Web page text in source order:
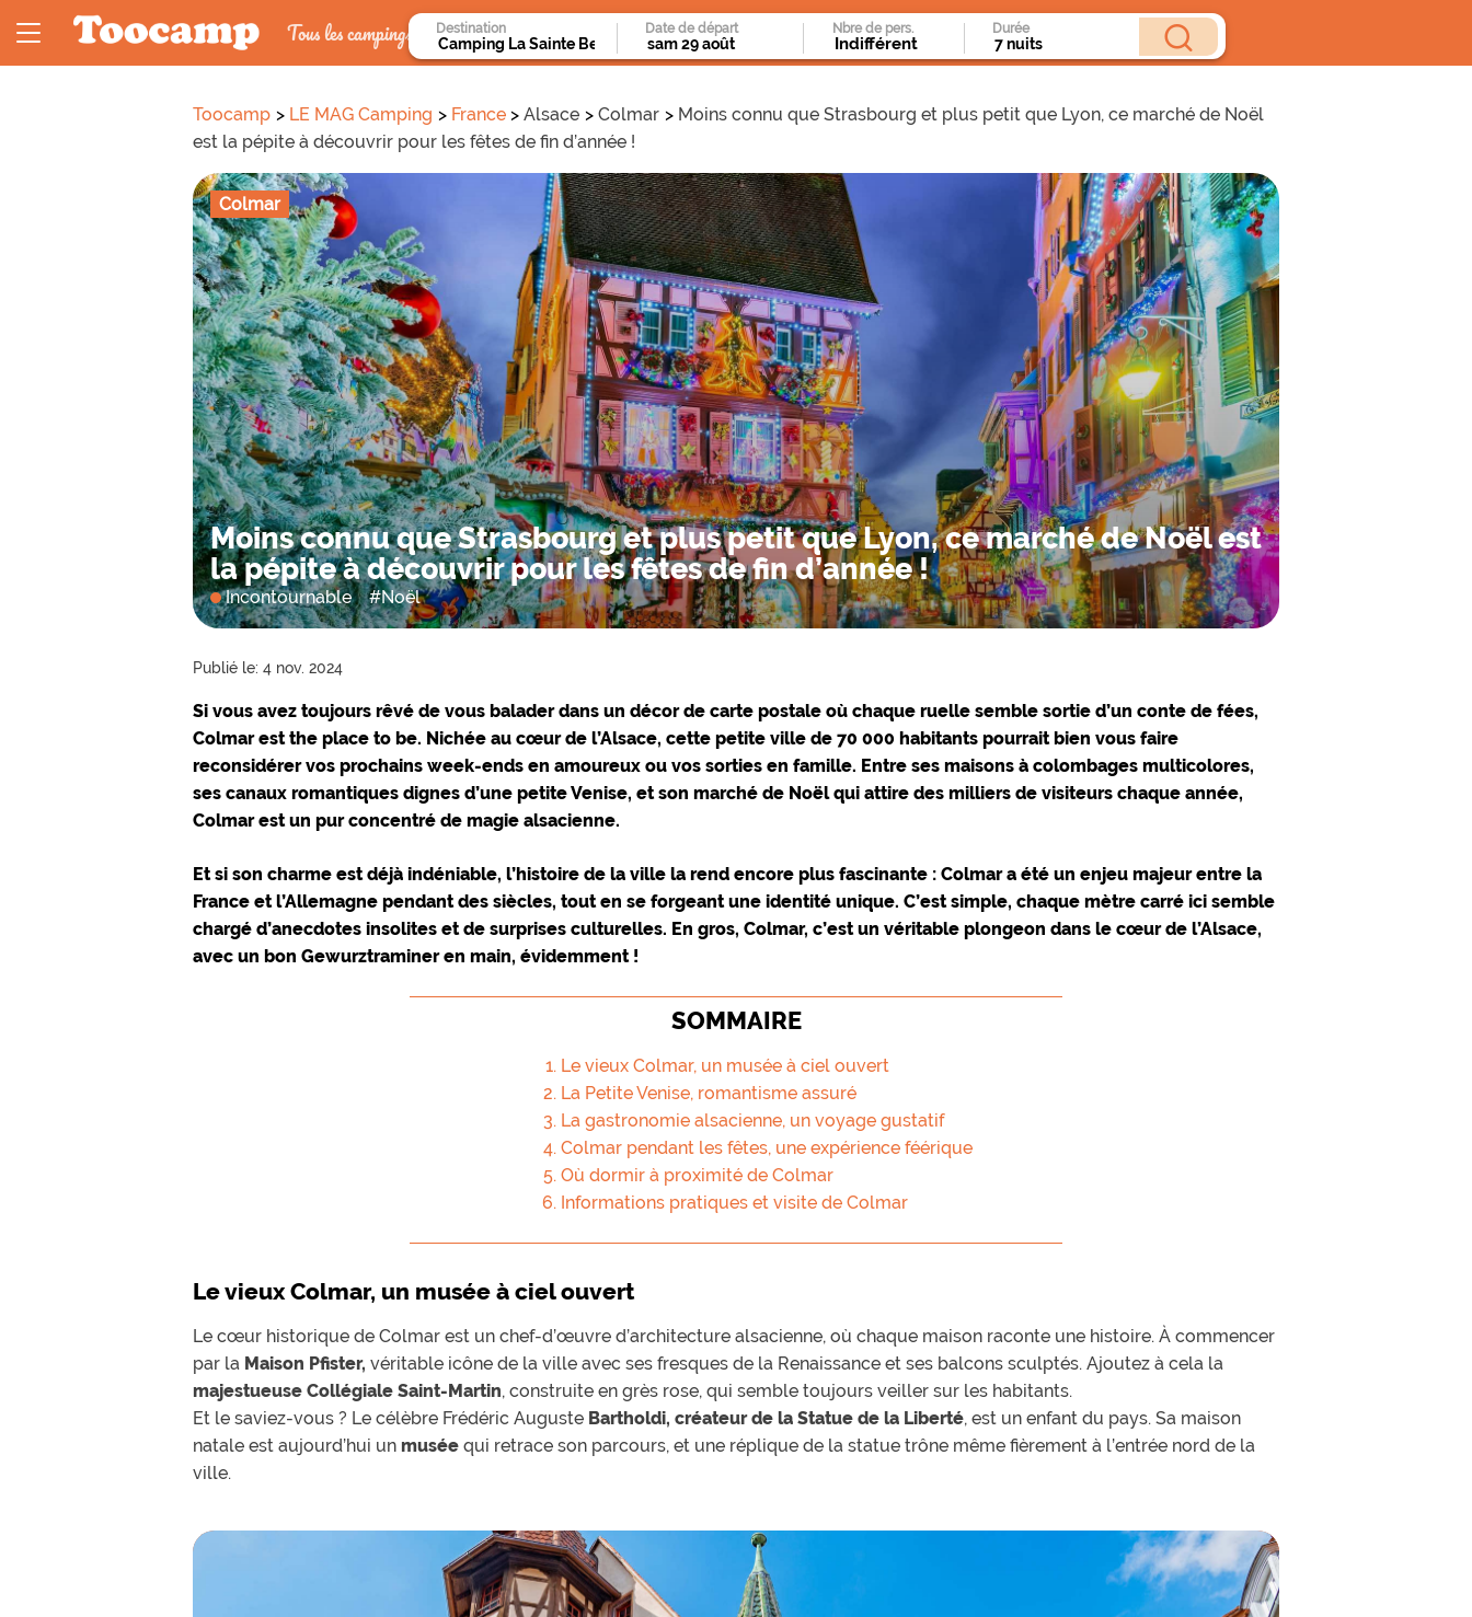
Tous les campings Destination Date de départ Durée
Nbre de pers.
Toocamp LE MAG Camping France Alsace Colmar
Moins connu que Strasbourg et plus petit que Lyon, ce marché de Noël
est la pépite à découvrir pour les fêtes de fin d’année !
Colmar
Moins connu que Strasbourg et plus petit que Lyon, ce marché de Noël est
la pépite à découvrir pour les fêtes de fin d’année !
Incontournable #Noël
Publié le: 4 nov. 2024
Si vous avez toujours rêvé de vous balader dans un décor de carte postale où chaque ruelle semble sortie d’un conte de fées,
Colmar estthe place to be. Nichée au cœur de l’Alsace, cette petite ville de 70 000 habitants pourrait bien vous faire
reconsidérer vos prochains week-ends en amoureux ou vos sorties en famille. Entre ses maisons à colombages multicolores,
ses canaux romantiques dignes d’une petite Venise, et son marché de Noëlqui attire des milliers de visiteurs chaque année,
Colmar est un pur concentré de magie alsacienne.
Et si son charme est déjà indéniable, l’histoire de la ville la rend encore plus fascinante : Colmar a été un enjeu majeur entre la
France et l’Allemagne pendant des siècles, tout en se forgeant une identité unique. C’est simple, chaque mètre carré ici semble
chargé d’anecdotes insolites et de surprises culturelles. En gros, Colmar, c’est un véritable plongeon dans le cœur de l’Alsace,
avec un bon Gewurztraminer en main, évidemment !
SOMMAIRE
Le vieux Colmar, un musée à ciel ouvert
La Petite Venise, romantisme assuré
La gastronomie alsacienne, un voyage gustatif
Colmar pendant les fêtes, une expérience féérique
Où dormir à proximité de Colmar
Informations pratiques et visite de Colmar
Le vieux Colmar, un musée à ciel ouvert
Le cœur historique de Colmar est un chef-d’œuvre d’architecture alsacienne, où chaque maison raconte une histoire. À commencer
par la Maison Pfister, véritable icône de la ville avec ses fresques de la Renaissance et ses balcons sculptés. Ajoutez à cela la
majestueuse Collégiale Saint-Martin, construite en grès rose, qui semble toujours veiller sur les habitants.
Et le saviez-vous ? Le célèbre Frédéric Auguste Bartholdi, créateur de la Statue de la Liberté, est un enfant du pays. Sa maison
natale est aujourd’hui un musée qui retrace son parcours, et une réplique de la statue trône même fièrement à l’entrée nord de la
ville.